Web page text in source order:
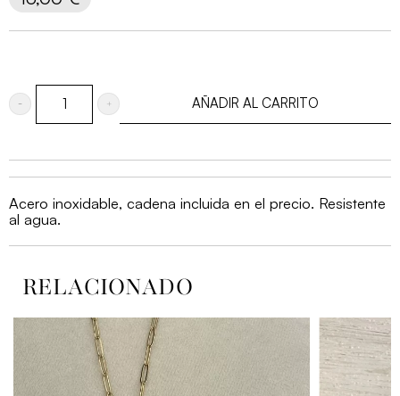
Rocío
ovalada
AÑADIR AL CARRITO
Acero inoxidable, cadena incluida en el precio. Resistente
al agua.
RELACIONADO